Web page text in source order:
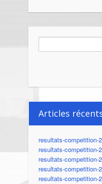
Articles
resultats-competition-
resultats-competition-
resultats-competition-
resultats-competition-
resultats-competition-